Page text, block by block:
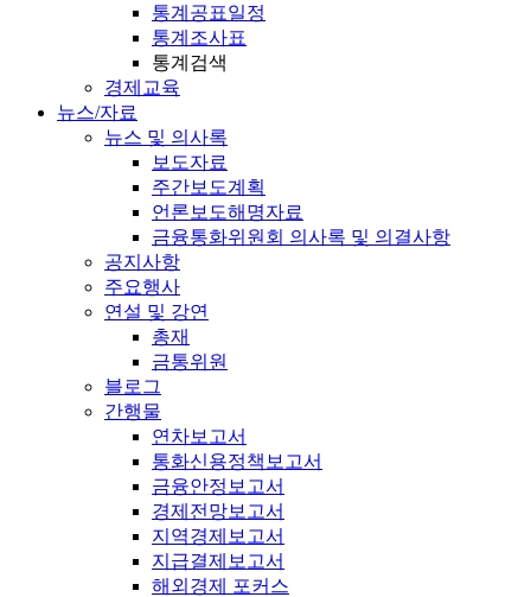
통계공표일정
통계조사표
통계검색
경제교육
뉴스/자료
뉴스 및 의사록
보도자료
주간보도계획
언론보도해명자료
금융통화위원회 의사록 및 의결사항
공지사항
주요행사
연설 및 강연
총재
금통위원
블로그
간행물
연차보고서
통화신용정책보고서
금융안정보고서
경제전망보고서
지역경제보고서
지급결제보고서
해외경제 포커스